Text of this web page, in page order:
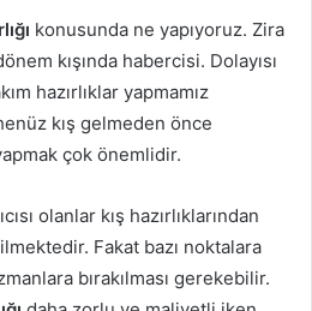
konusunda ne yapıyoruz. Zira
kışında habercisi. Dolayısı
hazırlıklar yapmamız
kış gelmeden önce
çok önemlidir.
olanlar kış hazırlıklarından
Fakat bazı noktalara
bırakılması gerekebilir.